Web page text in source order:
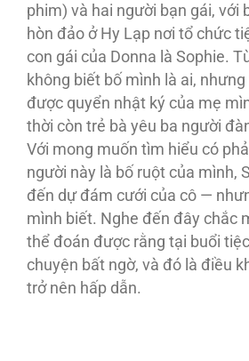
phim) và hai người bạn gái, với
hòn đảo ở Hy Lạp nơi tổ chức
con gái của Donna là Sophie.
không biết bố mình là ai,
được quyển nhật ký của mẹ
thời còn trẻ bà yêu ba người
Với mong muốn tìm hiểu có
người này là bố ruột của mình,
đến dự đám cưới của cô —
mình biết. Nghe đến đây chắc
thể đoán được rằng tại buổi
chuyện bất ngờ, và đó là điều
trở nên hấp dẫn.